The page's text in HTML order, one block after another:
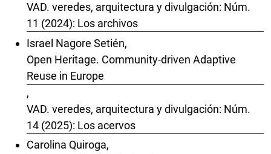
VAD. veredes, arquitectura y divulgación: Núm.
11 (2024): Los archivos
Israel Nagore Setién,
Open Heritage. Community-driven Adaptive
Reuse in Europe
,
VAD. veredes, arquitectura y divulgación: Núm.
14 (2025): Los acervos
Carolina Quiroga,